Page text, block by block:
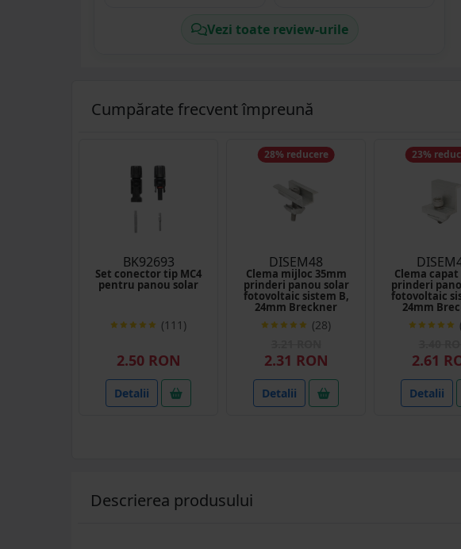
Vezi toate review-urile
Cumpărate frecvent împreună
BK92693
Set conector tip MC4
pentru panou solar
(111)
2.50 RON
Detalii
28% reducere
DISEM48
Clema mijloc 35mm
prinderi panou solar
fotovoltaic sistem B,
24mm Breckner
Germany(28)
2.31 RON
Detalii
23%
Clema capat
prinderi
fotovoltaic
24mm
2.61
Detalii
Descrierea produsului